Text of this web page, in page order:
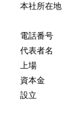
本社所在地
電話番号
代表者名
上場
資本金
設立